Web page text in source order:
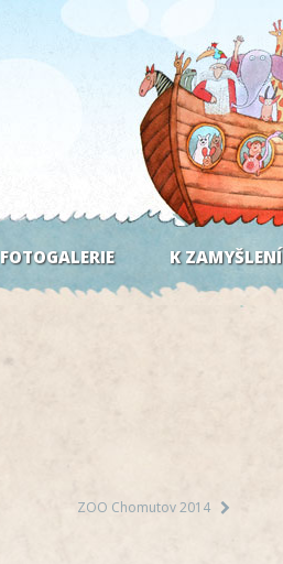
FOTOGALERIE K ZAMYŠLENÍ
ZOO Chomutov 2014